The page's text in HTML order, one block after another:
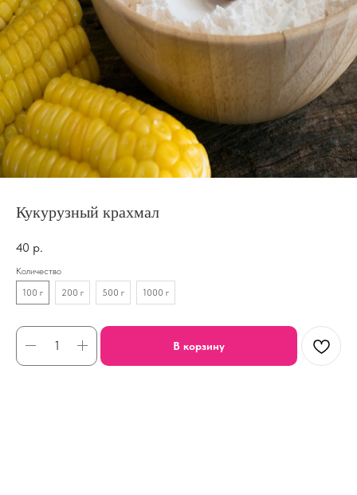
Кукурузный крахмал
40 р.
Количество
100 г
200 г 500 г 1000 г
В корзину